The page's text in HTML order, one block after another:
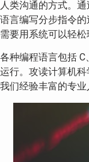
类沟通的方式。
言编写分步指令
要用系统可以轻
种编程语言包括
行。攻读计算机
们经验丰富的专